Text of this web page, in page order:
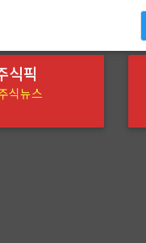
식픽
식뉴스